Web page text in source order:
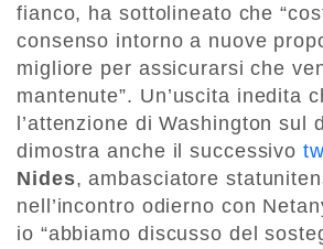
fianco, ha sottolineato che
consenso intorno a nuove
migliore per assicurarsi che
mantenute”. Un’uscita inedita
l’attenzione di Washington sul
dimostra anche il successivo
Nides, ambasciatore
nell’incontro odierno con
io “abbiamo discusso del